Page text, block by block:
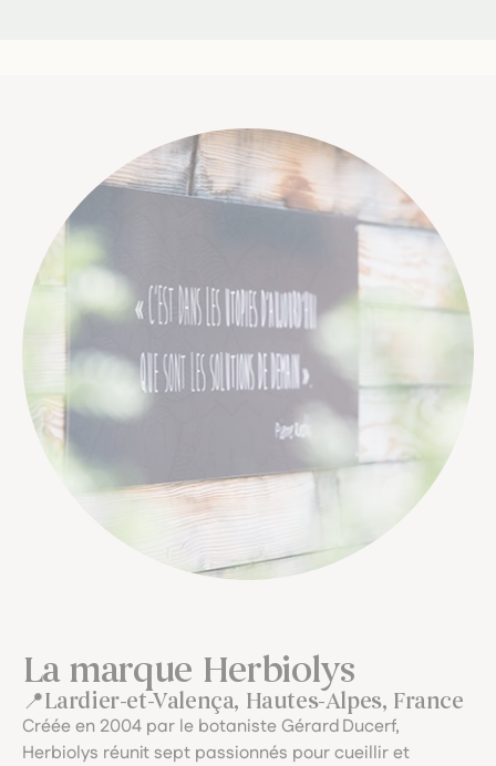
La marque Herbiolys
Lardier-et-Valença, Hautes-Alpes, France
Créée en 2004 par le botaniste Gérard Ducerf,
Herbiolys réunit sept passionnés pour cueillir et